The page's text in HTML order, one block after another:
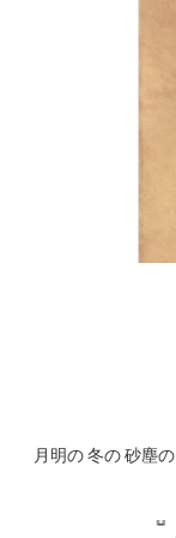
月明の 冬の